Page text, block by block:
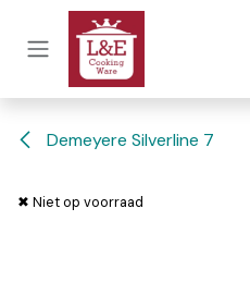
Overslaan naar inhoud
Demeyere Silverline 7
✖ Niet op voorraad
✖ Niet op voorraad